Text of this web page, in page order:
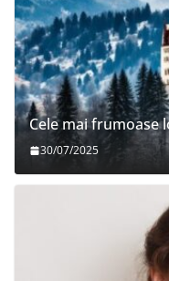
Cele mai frumoase
30/07/2025